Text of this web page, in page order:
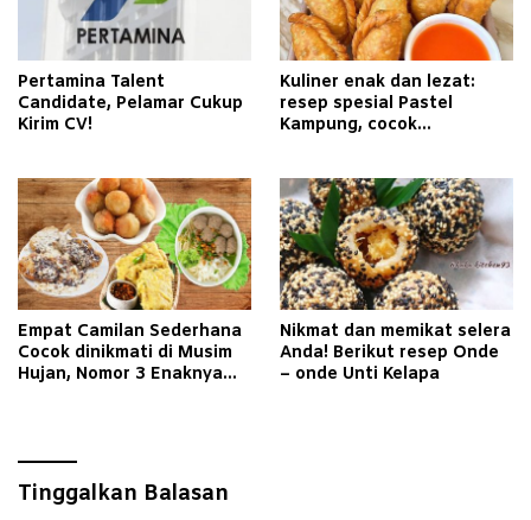
Pertamina Talent
Candidate, Pelamar Cukup
Kirim CV!
Kuliner enak dan lezat:
resep spesial Pastel
Kampung, cocok
Empat Camilan Sederhana
Cocok dinikmati di Musim
Hujan, Nomor 3 Enaknya
Nikmat dan memikat selera
Anda! Berikut resep Onde
– onde Unti Kelapa
Tinggalkan Balasan